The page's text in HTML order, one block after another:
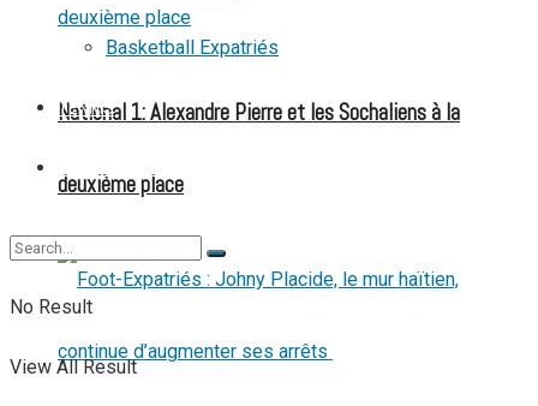
National 1: Alexandre Pierre et les Sochaliens à la
deuxième place
Basketball Expatriés
TENNIS
No Result
View All Result